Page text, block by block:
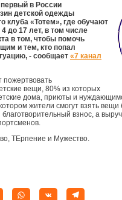
в России
детской одежды
клуба «Тотем», где обучают
до 17 лет, в том числе
в том, чтобы помочь
и тем, кто попал
- сообщает «7 канал
пожертвовать
вещи, 80% из которых
дома, приюты и
жители смогут взять
взнос, а
ТЕрпение и Мужество.